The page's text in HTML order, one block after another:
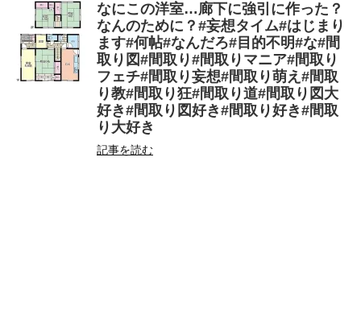
なにこの洋室…廊下に強引に作った？
なんのために？#妄想タイム#はじまり
ます#何帖#なんだろ#目的不明#な#間
取り図#間取り#間取りマニア#間取り
フェチ#間取り妄想#間取り萌え#間取
り教#間取り狂#間取り道#間取り図大
好き#間取り図好き#間取り好き#間取
り大好き
記事を読む